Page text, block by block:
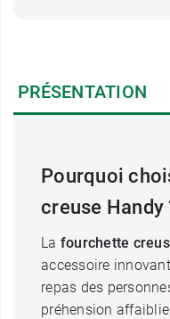
PRÉSENTATION
Pourquoi
creuse Handy
La fourchette
accessoire
repas des
préhension